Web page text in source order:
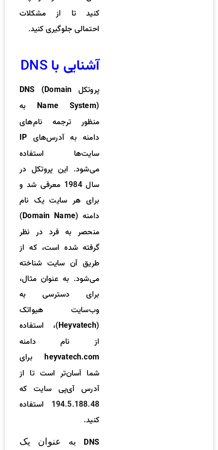
کنید تا از مشکلات
احتمالی جلوگیری کنید.
آشنایی با DNS
پروتکل DNS (Domain
Name System) به
منظور ترجمه نام‌های
دامنه به آدرس‌های IP
سایت‌ها استفاده
می‌شود. این پروتکل در
سال 1984 معرفی شد و
برای هر سایت یک نام
دامنه (Domain Name
)
منحصر به فرد در نظر
گرفته شده است، که از
طریق آن سایت شناخته
می‌شود. به عنوان مثال،
برای دسترسی به
وب‌سایت هیواتک
(
Heyvatech)، استفاده
از نام دامنه
heyvatech.comبرای
شما آسان‌تر است تا از
آدرس آی‌پی سایت که
194.5.188.48 استفاده
کنید.
DNS به عنوان یک